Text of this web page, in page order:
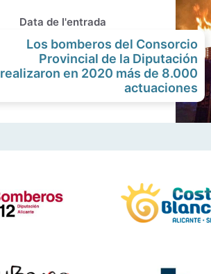
Data de l'entrada
Los bomberos del Consorcio
Provincial de la Diputación
realizaron en 2020 más de 8.000
actuaciones